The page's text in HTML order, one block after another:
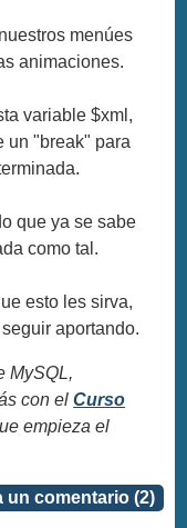
menúes
animaciones.
variable $xml,
un "break" para
que ya se sabe
como tal.
esto les sirva,
aportando.
MySQL,
con elCurso
empieza el
un comentario (2)